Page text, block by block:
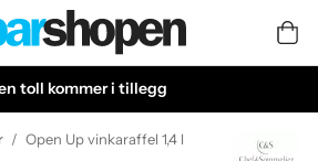
toll kommer i tillegg
/ Open Up vinkaraffel 1,4 l